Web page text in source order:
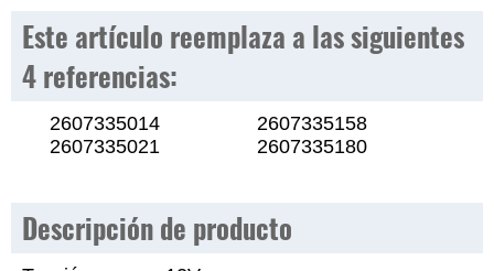
Este artículo reemplaza a las siguientes
4 referencias:
2607335014
2607335021
2607335158
2607335180
Descripción de producto